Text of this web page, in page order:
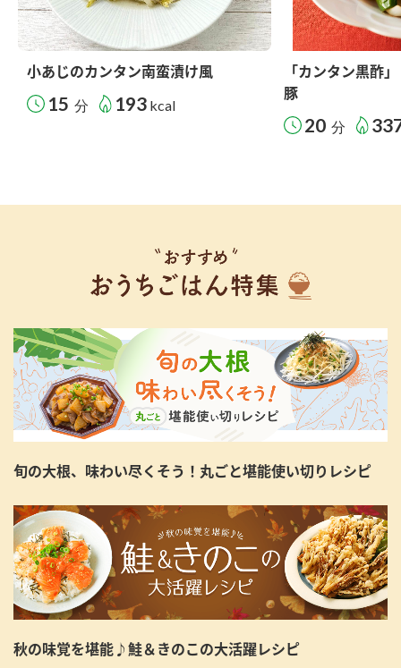
小あじのカンタン南蛮漬け風
15 分 193 kcal
「カンタン黒酢
豚
20 分
旬の大根、味わい尽くそう！丸ごと堪能使い切りレシピ
秋の味覚を堪能♪鮭＆きのこの大活躍レシピ